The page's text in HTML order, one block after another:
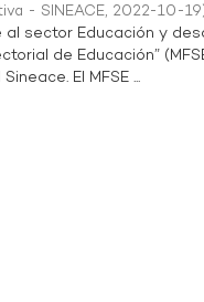
- SINEACE, 2022-10-19
sector Educación y
de Educación”
El MFSE ...